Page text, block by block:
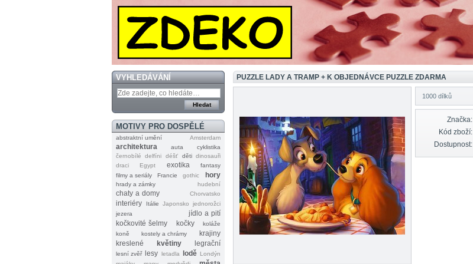
VYHLEDÁVÁNÍ
MOTIVY PRO DOSPĚLÉ
abstraktní umění Amsterdam
architektura auta
cyklistika
černobílé
delfíni déšť děti dinosauři
draci
Egypt exotika
fantasy
filmy a seriály
Francie gothic hory
hrady a zámky hudební
chaty a domy Chorvatsko
interiéry Itálie Japonsko
jednorožci
jezera
jídlo a pití
kočkovité šelmy
kočky
koláže
koně
kostely a chrámy
krajiny
kreslené
květiny legrační
lesní zvěř lesy letadla lodě Londýn
PUZZLE LADY A TRAMP + K OBJEDNÁVCE PUZZLE ZDARMA
1000 dílků
Značka:
Kód zboží:
Dostupnost: